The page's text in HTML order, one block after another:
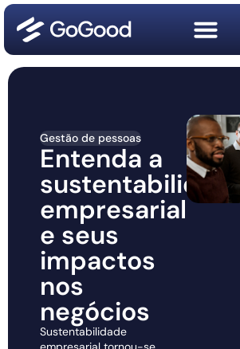
Gestão de pessoas
Entenda a
empresarial
e seus
impactos
nos
negócios
Sustentabilidade